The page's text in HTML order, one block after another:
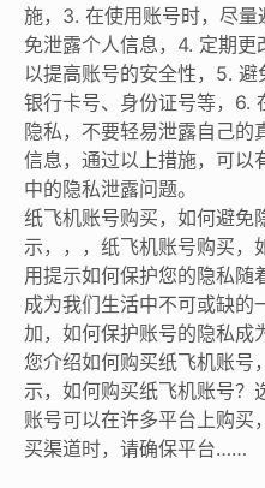
施，3. 在使用账号时，尽
免泄露个人信息，4. 定期更
以提高账号的安全性，5.
银行卡号、身份证号等，6.
隐私，不要轻易泄露自己的
信息，通过以上措施，可以
中的隐私泄露问题。
纸飞机账号购买，如何避免
示，，，纸飞机账号购买，
用提示如何保护您的隐私随
成为我们生活中不可或缺的
加，如何保护账号的隐私成
您介绍如何购买纸飞机账号
示，如何购买纸飞机账号？
账号可以在许多平台上购买
买渠道时，请确保平台……